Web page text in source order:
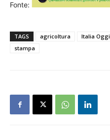
Fonte:
TAGS agricoltura Italia Oggi
stampa